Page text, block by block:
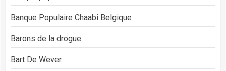
Banque Populaire Chaabi Belgique
Barons de la drogue
Bart De Wever